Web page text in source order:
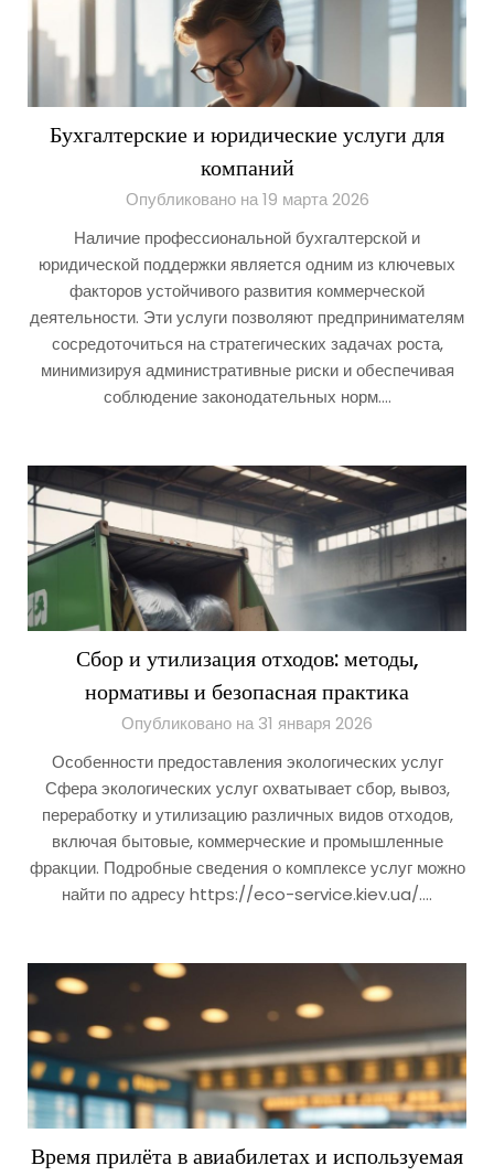
Бухгалтерские и юридические услуги для
компаний
Опубликовано на 19 марта 2026
Наличие профессиональной бухгалтерской и
юридической поддержки является одним из ключевых
факторов устойчивого развития коммерческой
деятельности. Эти услуги позволяют предпринимателям
сосредоточиться на стратегических задачах роста,
минимизируя административные риски и обеспечивая
соблюдение законодательных норм….
Сбор и утилизация отходов: методы,
нормативы и безопасная практика
Опубликовано на 31 января 2026
Особенности предоставления экологических услуг
Сфера экологических услуг охватывает сбор, вывоз,
переработку и утилизацию различных видов отходов,
включая бытовые, коммерческие и промышленные
фракции. Подробные сведения о комплексе услуг можно
найти по адресу https://eco-service.kiev.ua/….
Время прилёта в авиабилетах и используемая